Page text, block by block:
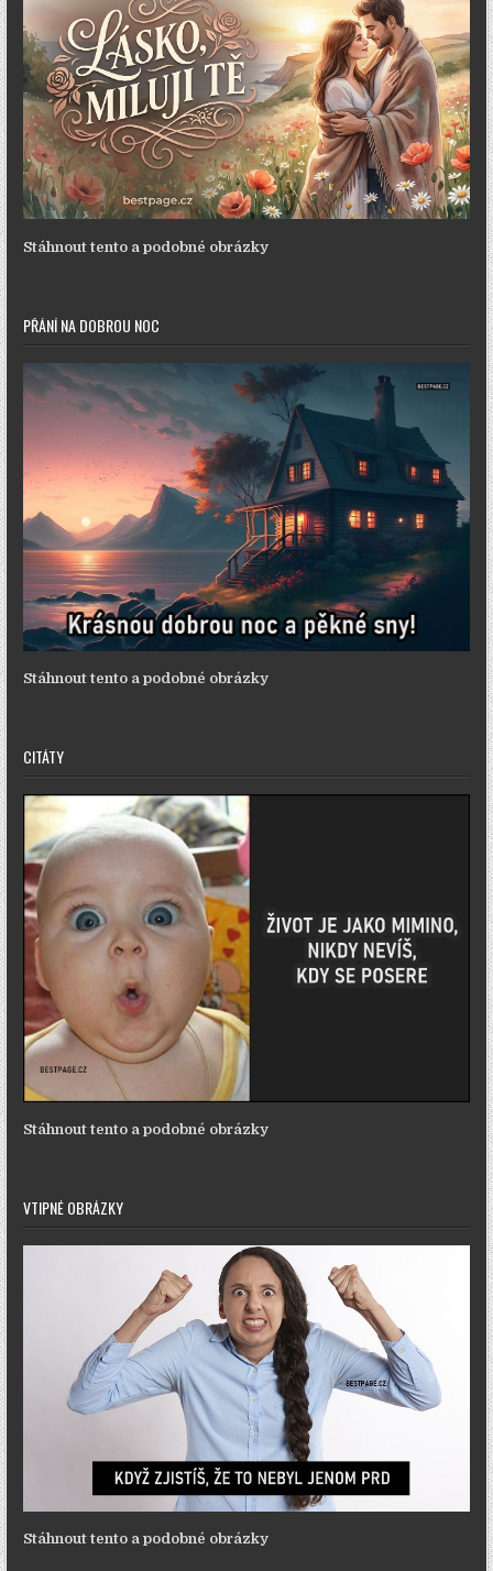
Stáhnout tento a podobné obrázky
PŘÁNÍ NA DOBROU NOC
Stáhnout tento a podobné obrázky
CITÁTY
Stáhnout tento a podobné obrázky
VTIPNÉ OBRÁZKY
Stáhnout tento a podobné obrázky